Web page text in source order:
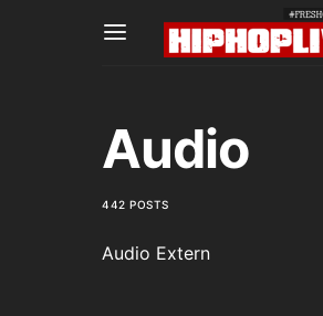
Audio
442 POSTS
Audio Extern